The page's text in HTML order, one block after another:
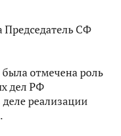
Председатель СФ
отмечена роль
дел РФ
реализации